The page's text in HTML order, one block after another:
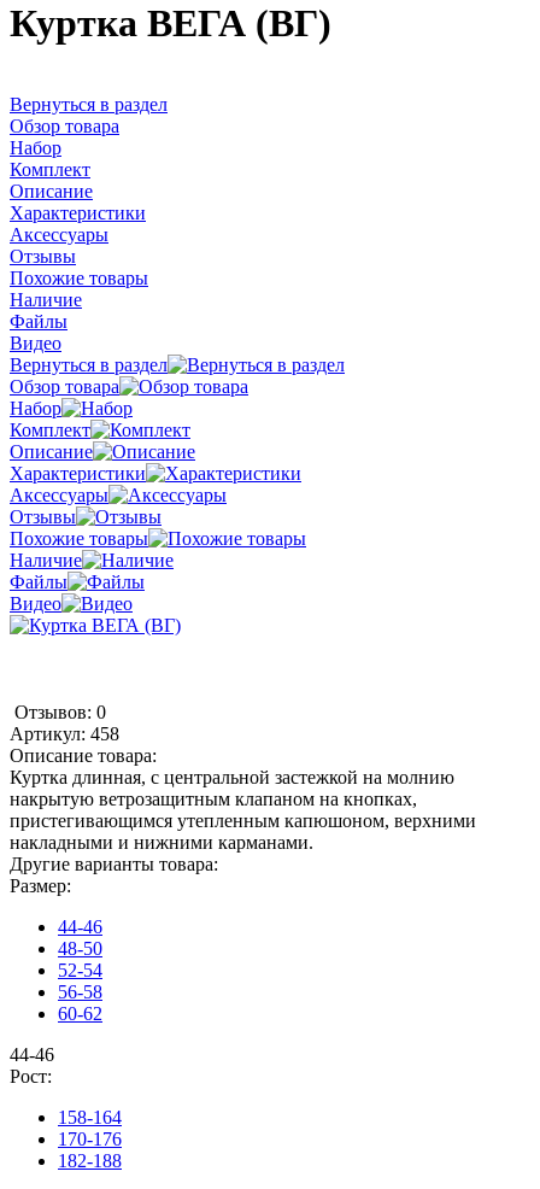
Куртка ВЕГА (ВГ)
Вернуться в раздел
Обзор товара
Набор
Комплект
Описание
Характеристики
Аксессуары
Отзывы
Похожие товары
Наличие
Файлы
Видео
Вернуться в раздел
Обзор товара
Набор
Комплект
Описание
Характеристики
Аксессуары
Отзывы
Похожие товары
Наличие
Файлы
Видео
Отзывов: 0
Артикул: 458
Описание товара:
Куртка длинная, с центральной застежкой на молнию
накрытую ветрозащитным клапаном на кнопках,
пристегивающимся утепленным капюшоном, верхними
накладными и нижними карманами.
Другие варианты товара:
Размер:
44-46
48-50
52-54
56-58
60-62
44-46
Рост:
158-164
170-176
182-188